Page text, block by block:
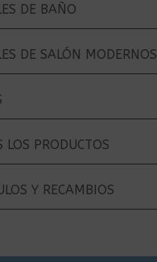
DE BAÑO
DE SALÓN MODERNOS
LOS PRODUCTOS
Y RECAMBIOS